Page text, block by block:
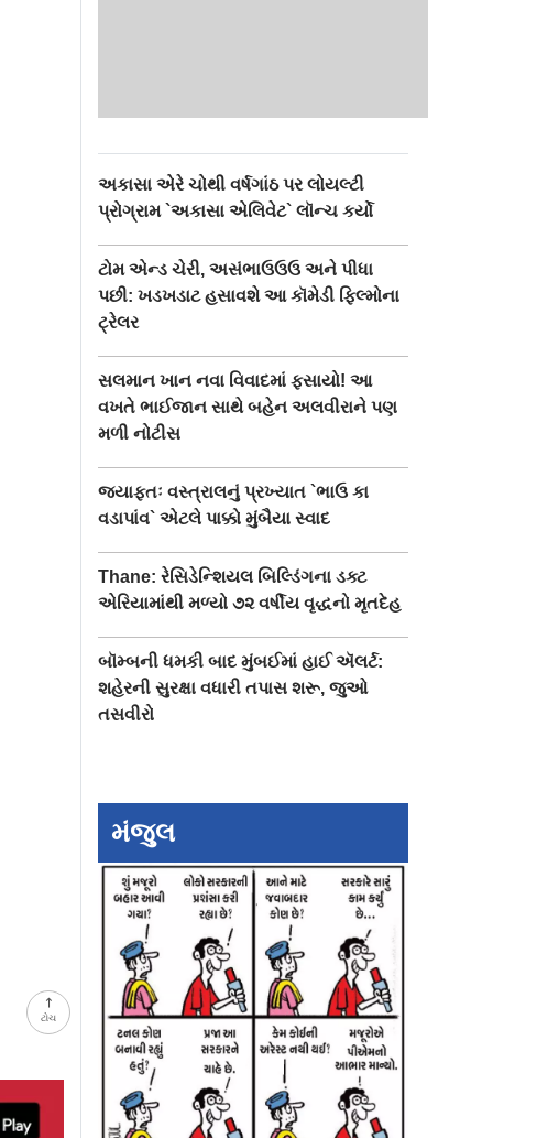
ટોચ
રાજ્યો પાયમાલ: ચારધામ
અકાસા એરે ચોથી વર્ષગાંઠ પર લોયલ્ટી
પ્રોગ્રામ `અકાસા એલિવેટ` લૉન્ચ કર્યો
ટોમ એન્ડ ચેરી, અસંભાઉઉઉ અને પીધા
પછી: ખડખડાટ હસાવશે આ કૉમેડી ફિલ્મોના
ટ્રેલર
સલમાન ખાન નવા વિવાદમાં ફસાયો! આ
વખતે ભાઈજાન સાથે બહેન અલવીરાને પણ
મળી નોટીસ
જ્યાફતઃ વસ્ત્રાલનું પ્રખ્યાત `ભાઉ કા
વડાપાંવ` એટલે પાક્કો મુંબૈયા સ્વાદ
Thane: રેસિડેન્શિયલ બિલ્ડિંગના ડક્ટ
એરિયામાંથી મળ્યો ૭૨ વર્ષીય વૃદ્ધનો મૃતદેહ
બૉમ્બની ધમકી બાદ મુંબઈમાં હાઈ ઍલર્ટ:
શહેરની સુરક્ષા વધારી તપાસ શરૂ, જુઓ
તસવીરો
મંજુલ